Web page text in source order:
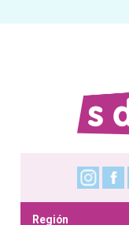
Región